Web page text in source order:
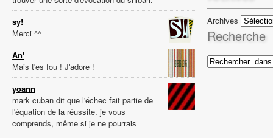
sy!
Merci ^^
An'
Mais t'es fou ! J'adore !
yoann
mark cuban dit que l'échec fait partie de
l'équation de la réussite. je vous
comprends, même si je ne pourrais
Archives
Recherche